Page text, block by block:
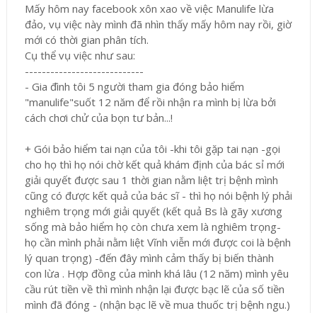
Mấy hôm nay facebook xôn xao về việc Manulife lừa
đảo, vụ việc này mình đã nhìn thấy mấy hôm nay rồi, giờ
mới có thời gian phân tích.
Cụ thể vụ việc như sau:
----------------------------
- Gia đình tôi 5 người tham gia đóng bảo hiểm
"manulife"suốt 12 năm để rồi nhận ra mình bị lừa bởi
cách chơi chử của bọn tư bản...!
+ Gói bảo hiểm tai nạn của tôi -khi tôi gặp tai nạn -gọi
cho họ thì họ nói chờ kết quả khám định của bác sỉ mới
giải quyết được sau 1 thời gian nằm liệt trị bệnh mình
cũng có được kết quả của bác sĩ - thì họ nói bệnh lý phải
nghiêm trọng mới giải quyết (kết quả Bs là gãy xương
sống mà bảo hiểm họ còn chưa xem là nghiêm trọng-
họ cần mình phải nằm liệt Vĩnh viễn mới được coi là bệnh
lý quan trọng) -đến đây mình cảm thấy bị biến thành
con lừa . Hợp đồng của mình khá lâu (12 năm) mình yêu
cầu rút tiền về thì mình nhận lại được bạc lẽ của số tiền
mình đã đóng - (nhận bạc lẽ về mua thuốc trị bệnh ngu.)